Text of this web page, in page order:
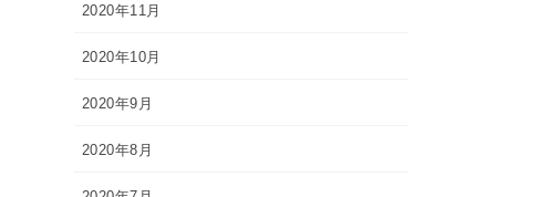
2020年11月
2020年10月
2020年9月
2020年8月